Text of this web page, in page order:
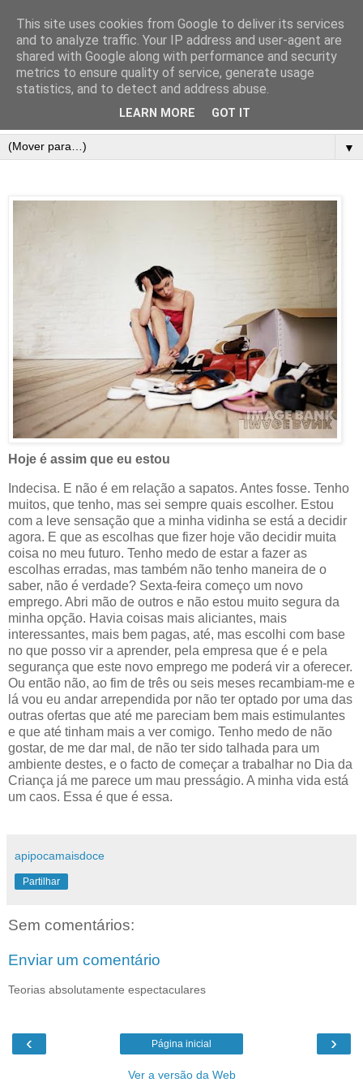
▼
Hoje é assim que eu estou
Indecisa. E não é em relação a sapatos. Antes fosse. Tenho
muitos, que tenho, mas sei sempre quais escolher. Estou
com a leve sensação que a minha vidinha se está a decidir
agora. E que as escolhas que fizer hoje vão decidir muita
coisa no meu futuro. Tenho medo de estar a fazer as
escolhas erradas, mas também não tenho maneira de o
saber, não é verdade? Sexta-feira começo um novo
emprego. Abri mão de outros e não estou muito segura da
minha opção. Havia coisas mais aliciantes, mais
interessantes, mais bem pagas, até, mas escolhi com base
no que posso vir a aprender, pela empresa que é e pela
segurança que este novo emprego me poderá vir a oferecer.
Ou então não, ao fim de três ou seis meses recambiam-me e
lá vou eu andar arrependida por não ter optado por uma das
outras ofertas que até me pareciam bem mais estimulantes
e que até tinham mais a ver comigo. Tenho medo de não
gostar, de me dar mal, de não ter sido talhada para um
ambiente destes, e o facto de começar a trabalhar no Dia da
Criança já me parece um mau presságio. A minha vida está
um caos. Essa é que é essa.
apipocamaisdoce
Partilhar
Sem comentários:
Enviar um comentário
Teorias absolutamente espectaculares
‹ ›
Página inicial
Ver a versão da Web
This site uses cookies from Google to deliver its services
and to analyze traffic. Your IP address and user-agent are
shared with Google along with performance and security
metrics to ensure quality of service, generate usage
statistics, and to detect and address abuse.
LEARN MORE GOT IT